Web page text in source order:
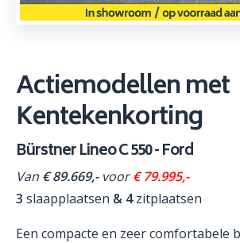
Actiemodellen met
Kentekenkorting
Bürstner Lineo C 550 - Ford
Van € 89.669,-voor€ 79.995,-
3 slaapplaatsen & 4zitplaatsen
Een compacte en zeer comfortabele